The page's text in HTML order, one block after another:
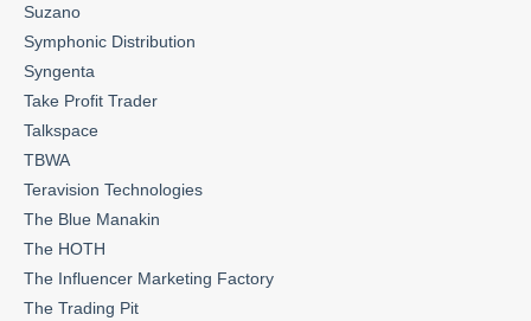
Suzano
Symphonic Distribution
Syngenta
Take Profit Trader
Talkspace
TBWA
Teravision Technologies
The Blue Manakin
The HOTH
The Influencer Marketing Factory
The Trading Pit